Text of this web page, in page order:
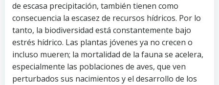
de escasa precipitación, también tienen como
consecuencia la escasez de recursos hídricos. Por lo
tanto, la biodiversidad está constantemente bajo
estrés hídrico. Las plantas jóvenes ya no crecen o
incluso mueren; la mortalidad de la fauna se acelera,
especialmente las poblaciones de aves, que ven
perturbados sus nacimientos y el desarrollo de los